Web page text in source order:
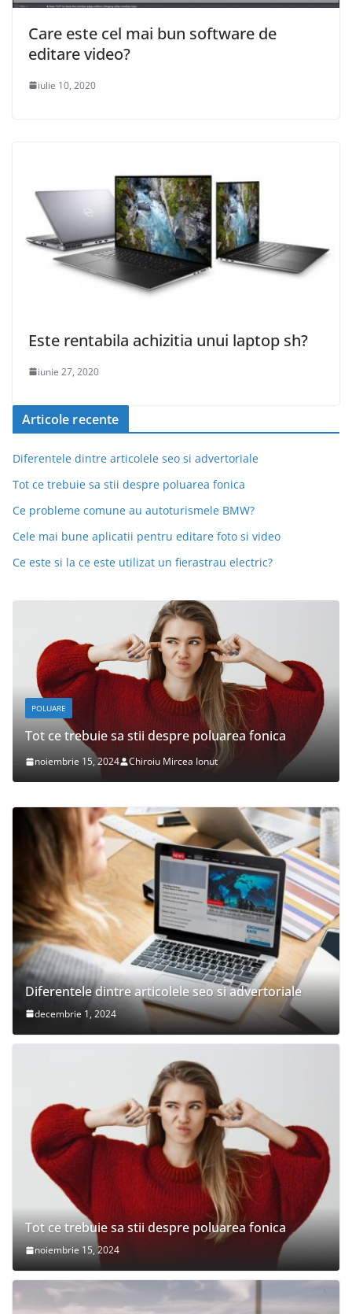
Care este cel mai bun software de
editare video?
iulie 10, 2020
Este rentabila achizitia unui laptop sh?
iunie 27, 2020
Articole recente
Diferentele dintre articolele seo si advertoriale
Tot ce trebuie sa stii despre poluarea fonica
Ce probleme comune au autoturismele BMW?
Cele mai bune aplicatii pentru editare foto si video
Ce este si la ce este utilizat un fierastrau electric?
POLUARE
Tot ce trebuie sa stii despre poluarea fonica
noiembrie 15, 2024 Chiroiu Mircea Ionut
Diferentele dintre articolele seo si advertoriale
decembrie 1, 2024
Tot ce trebuie sa stii despre poluarea fonica
noiembrie 15, 2024